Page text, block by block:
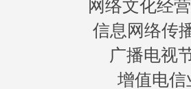
网络文化经
信息网络传
广播电视
增值电